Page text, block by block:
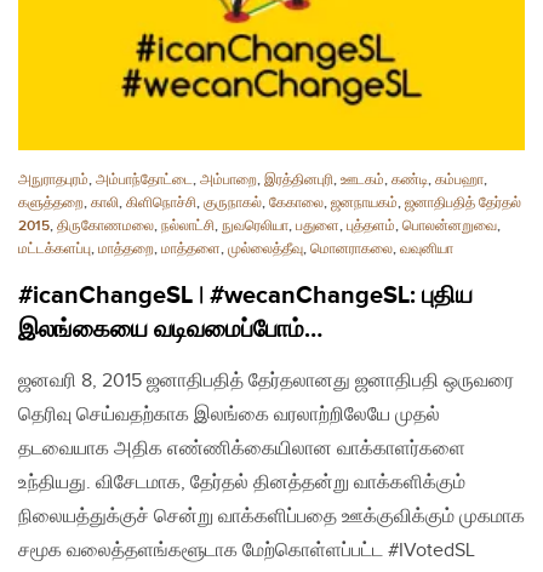
அநுராதபுரம், அம்பாந்தோட்டை, அம்பாறை, இரத்தினபுரி, ஊடகம், கண்டி, கம்பஹா,
களுத்தறை, காலி, கிளிநொச்சி, குருநாகல், கேகாலை, ஜனநாயகம், ஜனாதிபதித் தேர்தல்
2015, திருகோணமலை, நல்லாட்சி, நுவரெலியா, பதுளை, புத்தளம், பொலன்னறுவை,
மட்டக்களப்பு, மாத்தறை, மாத்தளை, முல்லைத்தீவு, மொனராகலை, வவுனியா
#icanChangeSL | #wecanChangeSL: புதிய
இலங்கையை வடிவமைப்போம்…
ஜனவரி 8, 2015 ஜனாதிபதித் தேர்தலானது ஜனாதிபதி ஒருவரை
தெரிவு செய்வதற்காக இலங்கை வரலாற்றிலேயே முதல்
தடவையாக அதிக எண்ணிக்கையிலான வாக்காளர்களை
உந்தியது. விசேடமாக, தேர்தல் தினத்தன்று வாக்களிக்கும்
நிலையத்துக்குச் சென்று வாக்களிப்பதை ஊக்குவிக்கும் முகமாக
சமூக வலைத்தளங்களூடாக மேற்கொள்ளப்பட்ட #IVotedSL